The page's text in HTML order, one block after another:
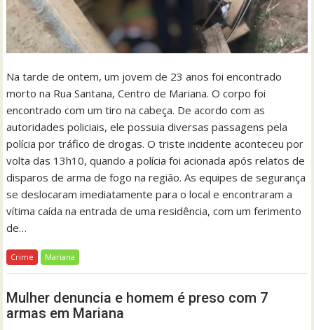
Na tarde de ontem, um jovem de 23 anos foi encontrado
morto na Rua Santana, Centro de Mariana. O corpo foi
encontrado com um tiro na cabeça. De acordo com as
autoridades policiais, ele possuia diversas passagens pela
polícia por tráfico de drogas. O triste incidente aconteceu por
volta das 13h10, quando a polícia foi acionada após relatos de
disparos de arma de fogo na região. As equipes de segurança
se deslocaram imediatamente para o local e encontraram a
vítima caída na entrada de uma residência, com um ferimento
de…
Crime Mariana
Mulher denuncia e homem é preso com 7
armas em Mariana